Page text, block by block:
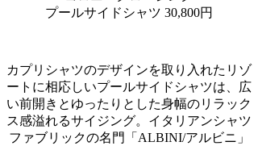
プールサイドシャツ 30,800円
カプリシャツのデザインを取り入れたリゾ
ートに相応しいプールサイドシャツは、広
い前開きとゆったりとした身幅のリラック
ス感溢れるサイジング。イタリアンシャツ
ファブリックの名門「ALBINI/アルビニ」